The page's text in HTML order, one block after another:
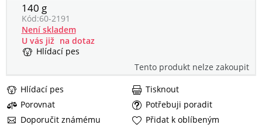
140 g
Kód:60-2191
Není skladem
U vás již na dotaz
Hlídací pes
Tento produkt nelze zakoupit
Hlídací pes
Porovnat
Potřebuji poradit
Doporučit známému
Tisknout
Přidat k oblíbeným